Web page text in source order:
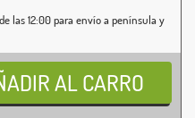
las 12:00 para envío a península y